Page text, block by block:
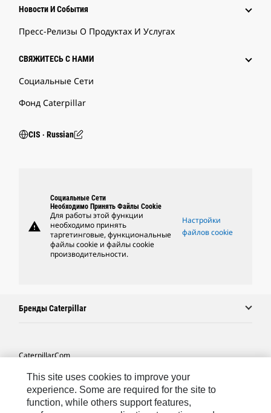
Новости И События
Пресс-Релизы О Продуктах И Услугах
СВЯЖИТЕСЬ С НАМИ
Социальные Сети
Фонд Caterpillar
CIS ‧ Russian
warning
Социальные Сети
Необходимо Принять Файлы Cookie
Для работы этой функции
необходимо принять
таргетинговые, функциональные
файлы cookie и файлы cookie
производительности.
Настройки
файлов cookie
Бренды Caterpillar
Caterpillar.com
Связаться С Caterpillar
Карта Сайта
This site uses cookies to improve your
experience. Some are required for the site to
function, while others support features,